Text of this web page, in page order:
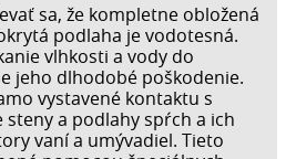
sa, že kompletne obložená
podlaha je vodotesná.
vlhkosti a vody do
jeho dlhodobé poškodenie.
vystavené kontaktu s
a podlahy spŕch a ich
vaní a umývadiel. Tieto